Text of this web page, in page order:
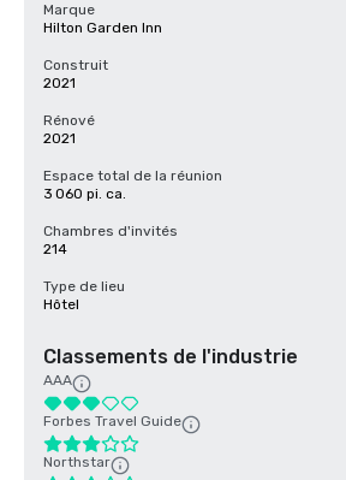
Marque
Hilton Garden Inn
Construit
2021
Rénové
2021
Espace total de la réunion
3 060 pi. ca.
Chambres d'invités
214
Type de lieu
Hôtel
Classements de l'industrie
AAA
Forbes Travel Guide
Northstar